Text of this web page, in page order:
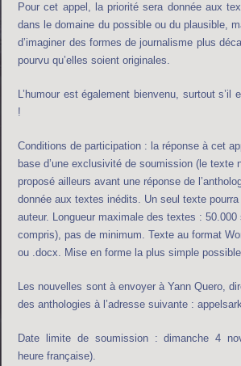
Pour cet appel, la priorité sera donnée aux
dans le domaine du possible ou du plausible,
d’imaginer des formes de journalisme plus
pourvu qu’elles soient originales.
L’humour est également bienvenu, surtout s’il
!
Conditions de participation : la réponse à cet
base d’une exclusivité de soumission (le texte
proposé ailleurs avant une réponse de
donnée aux textes inédits. Un seul texte
auteur. Longueur maximale des textes : 50.000
compris), pas de minimum. Texte au format
ou .docx. Mise en forme la plus simple possible.
Les nouvelles sont à envoyer à Yann Quero,
des anthologies à l’adresse suivante :
Date limite de soumission : dimanche 4
heure française).